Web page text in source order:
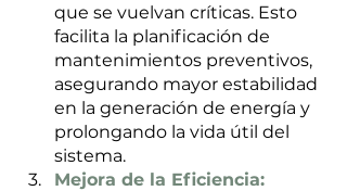
que se vuelvan críticas. Esto
facilita la planificación de
mantenimientos preventivos,
asegurando mayor estabilidad
en la generación de energía y
prolongando la vida útil del
sistema.
Mejora de la Eficiencia: